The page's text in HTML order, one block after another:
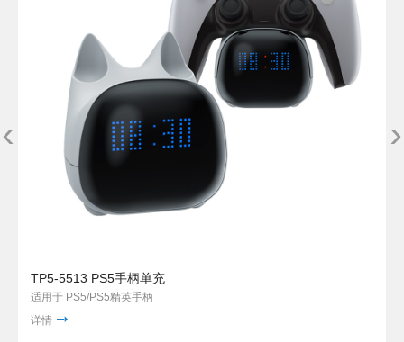
TP5-5513 PS5手柄单充
适用于 PS5/PS5精英手柄
详情
‹ ›